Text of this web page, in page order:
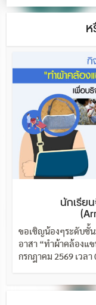
นักเรีย
ขอเชิญน้องๆระดับชั้น
อาสา “ทำผ้าคล้องแข
กรกฎาคม 2569 เวลา